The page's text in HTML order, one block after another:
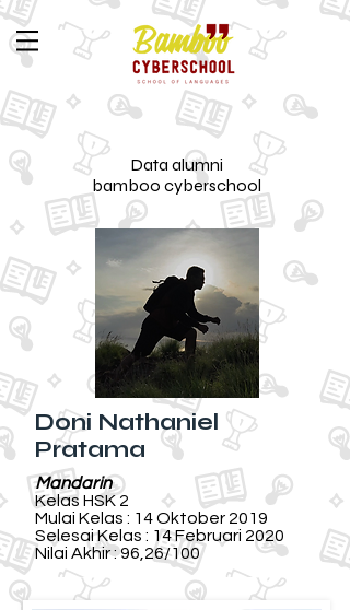
Data alumni
bamboo cyberschool
Doni Nathaniel
Pratama
Mandarin
Kelas HSK 2
Mulai Kelas : 14 Oktober 2019
Selesai Kelas : 14 Februari 2020
Nilai Akhir : 96,26/100